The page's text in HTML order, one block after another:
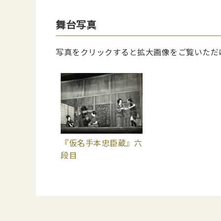
舞台写真
写真をクリックすると拡大画像をご覧いた
『仮名手本忠臣蔵』六
段目